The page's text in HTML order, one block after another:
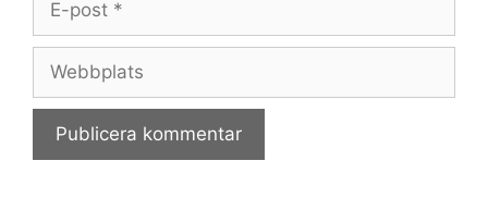
Webbplats